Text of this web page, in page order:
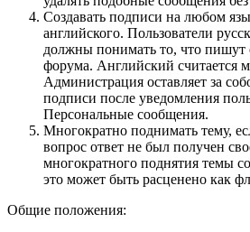
Создавать подписи на любом
английского. Пользователи
должны понимать то, что пишут
форума. Английский считается
Администрация оставляет за
подписи после уведомления
Персональные сообщения.
Многократно поднимать тему,
вопрос ответ не был получен
многократного поднятия темы
это может быть расценено как
Общие положения: